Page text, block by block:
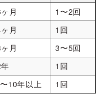
月
1〜2回
月
1回
月
3〜5回
1回
10年以上 1回